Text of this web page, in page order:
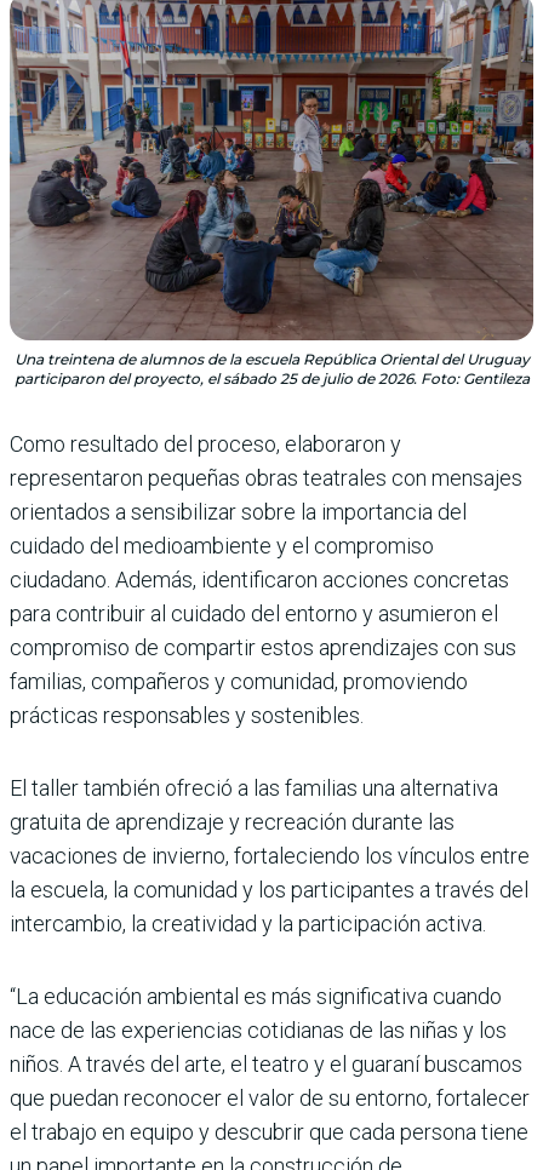
Una treintena de alumnos de la escuela República Oriental del Uruguay
participaron del proyecto, el sábado 25 de julio de 2026. Foto: Gentileza
Como resultado del proceso, elaboraron y
representaron pequeñas obras teatrales con mensajes
orientados a sensibilizar sobre la importancia del
cuidado del medioambiente y el compromiso
ciudadano. Además, identificaron acciones concretas
para contribuir al cuidado del entorno y asumieron el
compromiso de compartir estos aprendizajes con sus
familias, compañeros y comunidad, promoviendo
prácticas responsables y sostenibles.
El taller también ofreció a las familias una alternativa
gratuita de aprendizaje y recreación durante las
vacaciones de invierno, fortaleciendo los vínculos entre
la escuela, la comunidad y los participantes a través del
intercambio, la creatividad y la participación activa.
“La educación ambiental es más significativa cuando
nace de las experiencias cotidianas de las niñas y los
niños. A través del arte, el teatro y el guaraní buscamos
que puedan reconocer el valor de su entorno, fortalecer
el trabajo en equipo y descubrir que cada persona tiene